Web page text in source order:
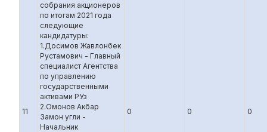
11
собрания акционеров
по итогам 2021 года
следующие
кандидатуры:
1.Досимов Жавлонбек
Рустамович - Главный
специалист Агентства
по управлению
государственными
активами РУз
2.Омонов Акбар
Замон угли -
Начальник
0 0 0